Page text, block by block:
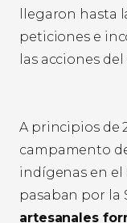
llegaron hasta
peticiones e
las acciones
A principios de
campamento
indígenas en el
pasaban por la
artesanales